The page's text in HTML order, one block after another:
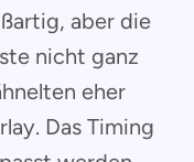
aber die
nicht ganz
eher
Das Timing